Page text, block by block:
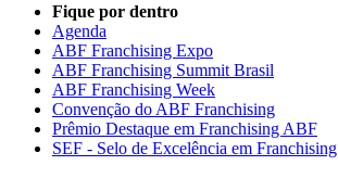
Fique por dentro
Agenda
ABF Franchising Expo
ABF Franchising Summit Brasil
ABF Franchising Week
Convenção do ABF Franchising
Prêmio Destaque em Franchising ABF
SEF - Selo de Excelência em Franchising